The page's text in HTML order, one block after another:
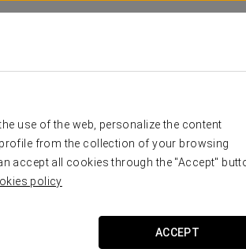
use of the web, personalize the content
from the collection of your browsing
accept all cookies through the "Accept"
policy
ACCEPT
пропитанный историей, а
Объект Всемирного культурного
в Испании. Из окон Eurostars
энергетика.Отель настолько
часть городской истории хранится
можно увидеть прекрасно